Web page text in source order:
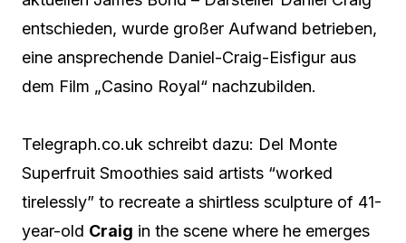
entschieden, wurde großer Aufwand betrieben,
eine ansprechende Daniel-Craig-Eisfigur aus
dem Film „Casino Royal“ nachzubilden.
Telegraph.co.uk schreibt dazu: Del Monte
Superfruit Smoothies said artists “worked
tirelessly” to recreate a shirtless sculpture of 41-
year-old Craig in the scene where he emerges